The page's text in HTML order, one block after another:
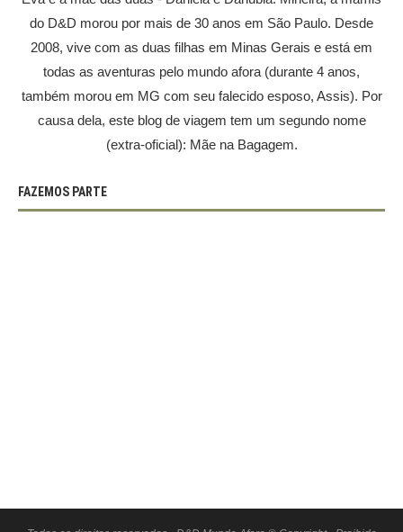
do D&D morou por mais de 30 anos em São Paulo. Desde
2008, vive com as duas filhas em Minas Gerais e está em
todas as aventuras pelo mundo afora (durante 4 anos,
também morou em MG com seu falecido esposo, Assis). Por
causa dela, este blog de viagem tem um segundo nome
(extra-oficial): Mãe na Bagagem.
FAZEMOS PARTE